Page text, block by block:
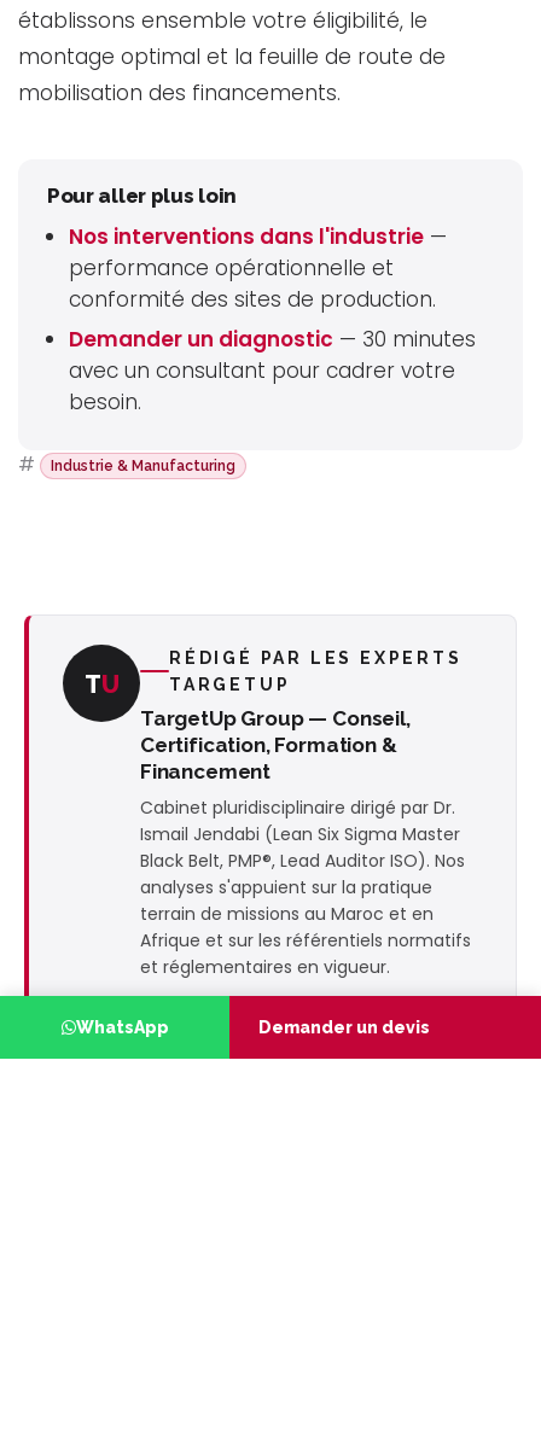
établissons ensemble votre éligibilité, le
montage optimal et la feuille de route de
mobilisation des financements.
Pour aller plus loin
Nos interventions dans l'industrie —
performance opérationnelle et
conformité des sites de production.
Demander un diagnostic — 30 minutes
avec un consultant pour cadrer votre
besoin.
# Industrie & Manufacturing
TU
RÉDIGÉ PAR LES EXPERTS
TARGETUP
TargetUp Group — Conseil,
Certification, Formation &
Financement
Cabinet pluridisciplinaire dirigé par Dr.
Ismail Jendabi (Lean Six Sigma Master
Black Belt, PMP®, Lead Auditor ISO). Nos
analyses s'appuient sur la pratique
terrain de missions au Maroc et en
Afrique et sur les référentiels normatifs
et réglementaires en vigueur.
WhatsApp Demander un devis